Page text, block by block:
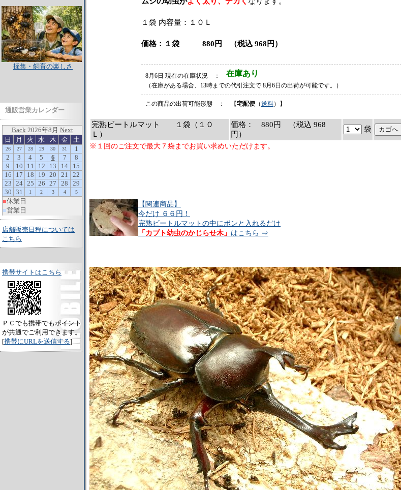
１袋 内容量：１０Ｌ
価格：１袋 880円 （税込 968円）
8月6日 現在の在庫状況 ：
（在庫がある場合、13時までの代引注文で 8月6日の出荷が可能です。）
この商品の出荷可能形態 ： 【宅配便 （送料）】
完熟ビートルマット １袋（１０
Ｌ）
価格： 880円 （税込 968
円）
袋
※１回のご注文で最大７袋までお買い求めいただけます。
【関連商品】
今だけ ６６円！
完熟ビートルマットの中にポンと入れるだけ
「カブト幼虫のかじらせ木」 はこちら ⇒
採集・飼育の楽しさ
通販営業カレンダー
店舗販売日程については
こちら
携帯サイトはこちら
ＰＣでも携帯でもポイント
が共通でご利用できます。
[携帯にURLを送信する]